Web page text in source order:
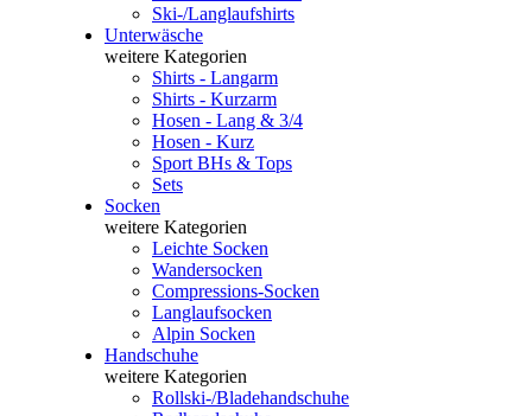
Ski-/Langlaufshirts
Unterwäsche
weitere Kategorien
Shirts - Langarm
Shirts - Kurzarm
Hosen - Lang & 3/4
Hosen - Kurz
Sport BHs & Tops
Sets
Socken
weitere Kategorien
Leichte Socken
Wandersocken
Compressions-Socken
Langlaufsocken
Alpin Socken
Handschuhe
weitere Kategorien
Rollski-/Bladehandschuhe